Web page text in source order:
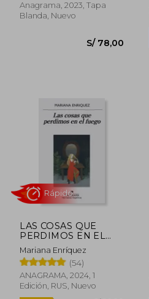
55%
dcto. S/ 108,65
Anagrama, 2023, Tapa
Blanda, Nuevo
LAS COSAS QUE
PERDIMOS EN EL
FUEGO
Mariana Enríquez
(54)
ANAGRAMA, 2024, 1
Edición, RUS, Nuevo